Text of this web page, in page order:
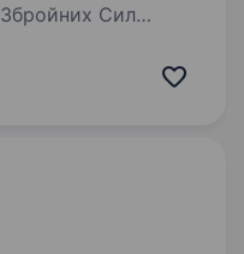
Збройних Сил
підтримуючи один